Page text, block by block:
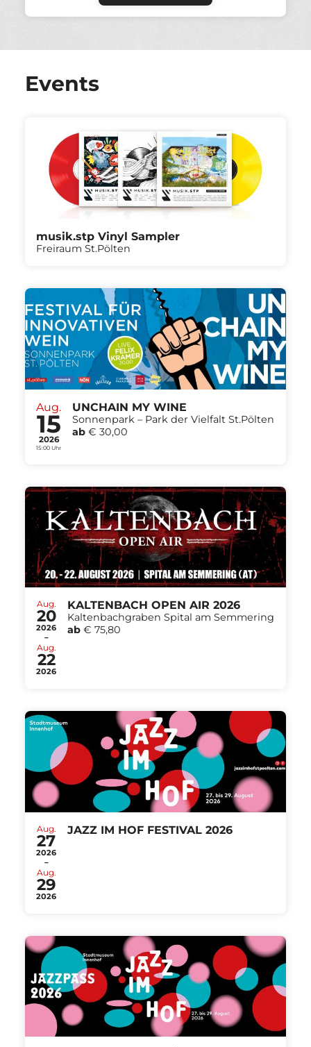
Events
musik.stp Vinyl Sampler
Freiraum St.Pölten
Aug.
15
2026
15:00 Uhr
UNCHAIN MY WINE
Sonnenpark – Park der Vielfalt St.Pölten
ab € 30,00
Aug.
20
2026
-
Aug.
22
2026
KALTENBACH OPEN AIR 2026
Kaltenbachgraben Spital am Semmering
ab € 75,80
Aug.
27
2026
-
Aug.
29
2026
JAZZ IM HOF FESTIVAL 2026